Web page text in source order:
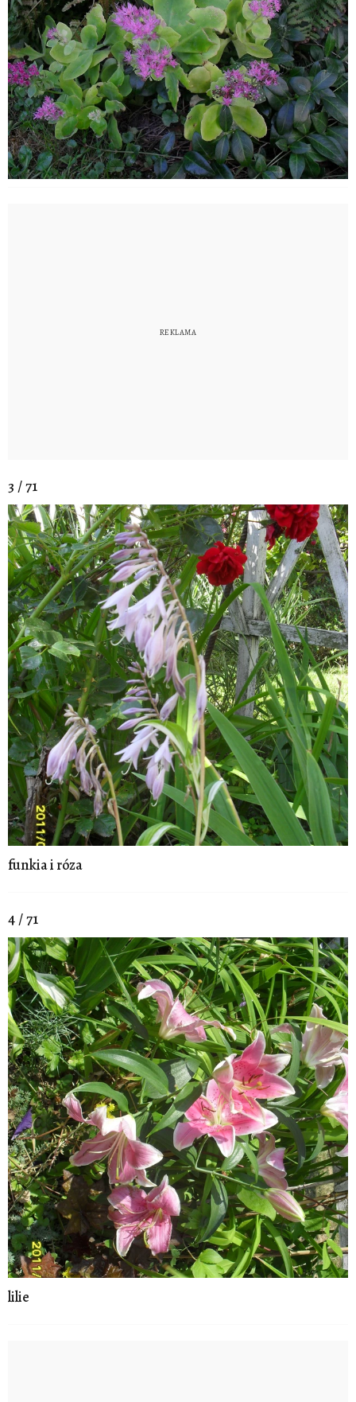
3 / 71
funkia i róza
4 / 71
lilie